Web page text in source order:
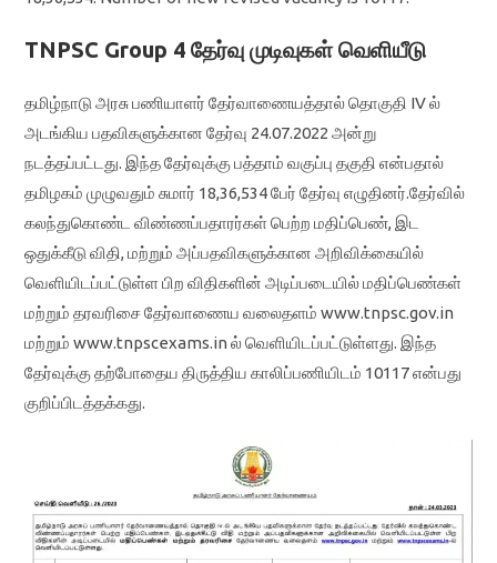
TNPSC Group 4 தேர்வு முடிவுகள் வெளியீடு
தமிழ்நாடு அரசு பணியாளர் தேர்வாணையத்தால் தொகுதி IV ல்
அடங்கிய பதவிகளுக்கான தேர்வு 24.07.2022 அன்று
நடத்தப்பட்டது. இந்த தேர்வுக்கு பத்தாம் வகுப்பு தகுதி என்பதால்
தமிழகம் முழுவதும் சுமார் 18,36,534 பேர் தேர்வு எழுதினர்.தேர்வில்
கலந்துகொண்ட விண்ணப்பதாரர்கள் பெற்ற மதிப்பெண், இட
ஒதுக்கீடு விதி, மற்றும் அப்பதவிகளுக்கான அறிவிக்கையில்
வெளியிடப்பட்டுள்ள பிற விதிகளின் அடிப்படையில் மதிப்பெண்கள்
மற்றும் தரவரிசை தேர்வாணைய வலைதளம் www.tnpsc.gov.in
மற்றும் www.tnpscexams.in ல் வெளியிடப்பட்டுள்ளது. இந்த
தேர்வுக்கு தற்போதைய திருத்திய காலிப்பணியிடம் 10117 என்பது
குறிப்பிடத்தக்கது.